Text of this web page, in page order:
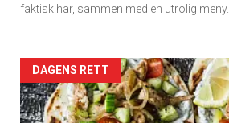
faktisk har, sammen med en utrolig meny.
Forsiden
akkurat
DAGENS RETT